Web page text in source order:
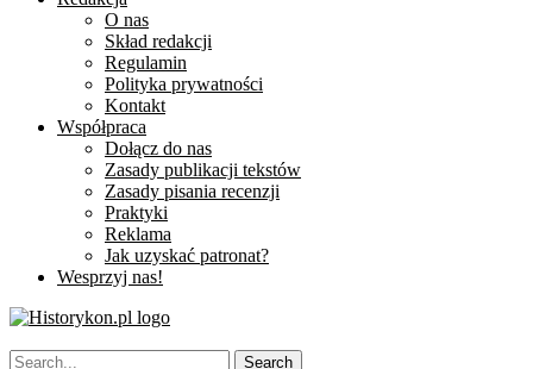
O nas
Skład redakcji
Regulamin
Polityka prywatności
Kontakt
Współpraca
Dołącz do nas
Zasady publikacji tekstów
Zasady pisania recenzji
Praktyki
Reklama
Jak uzyskać patronat?
Wesprzyj nas!